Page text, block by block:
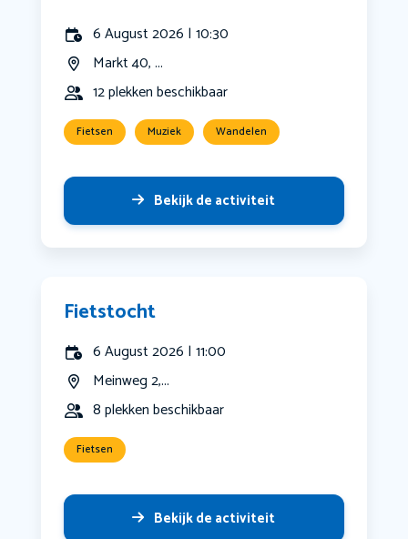
6 August 2026 | 10:30
Markt 40, ...
12 plekken beschikbaar
Fietsen Muziek Wandelen
Bekijk de activiteit
Fietstocht
6 August 2026 | 11:00
Meinweg 2,...
8 plekken beschikbaar
Fietsen
Bekijk de activiteit